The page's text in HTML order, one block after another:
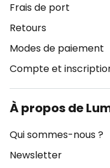
Frais de port
Retours
Modes de paiement
Compte et
À propos de
Qui sommes-nous ?
Newsletter